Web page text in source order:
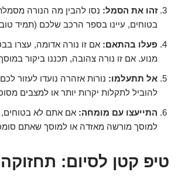
זהו את הסמל: נסו להבין מה הנורה
בטוחים, עיינו בספר הרכב שלכם (תמיד
פעלו בהתאם: אם זו נורה אדומה, עצרו
מנוע. אם זו נורה צהובה, תכננו ביקור
אל תתעלמו: נורות אזהרה נועדו לעזור
להוביל לתקלות יקרות יותר או למצבים
התייעצו עם מומחה: אם אתם לא
למוסך מורשה מאזדה או למוסך שאתם
טיפ קטן לסיום: